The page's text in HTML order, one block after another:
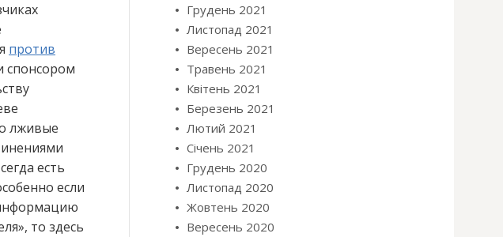
против
спонсором
лживые
есть
если
то здесь
Грудень 2021
Листопад 2021
Вересень 2021
Травень 2021
Квітень 2021
Березень 2021
Лютий 2021
Січень 2021
Грудень 2020
Листопад 2020
Жовтень 2020
Вересень 2020